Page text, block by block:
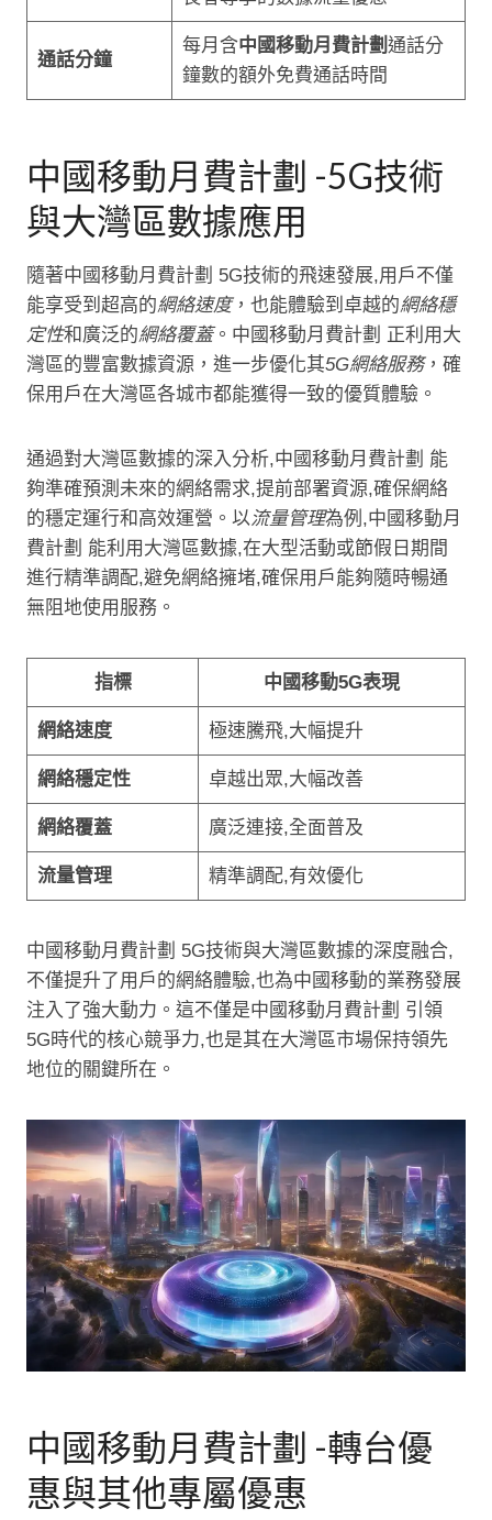
通話分鐘
每月含中國移動月費計劃 通話分
鐘數的額外免費通話時間
中國移動月費計劃 -5G技術
與大灣區數據應用
隨著中國移動月費計劃 5G技術的飛速發展,用戶不僅
能享受到超高的網絡速度，也能體驗到卓越的網絡穩
定性和廣泛的網絡覆蓋。中國移動月費計劃 正利用大
灣區的豐富數據資源，進一步優化其5G網絡服務，確
保用戶在大灣區各城市都能獲得一致的優質體驗。
通過對大灣區數據的深入分析,中國移動月費計劃 能
夠準確預測未來的網絡需求,提前部署資源,確保網絡
的穩定運行和高效運營。以流量管理為例,中國移動月
費計劃 能利用大灣區數據,在大型活動或節假日期間
進行精準調配,避免網絡擁堵,確保用戶能夠隨時暢通
無阻地使用服務。
指標 中國移動5G表現
網絡速度 極速騰飛,大幅提升
網絡穩定性 卓越出眾,大幅改善
網絡覆蓋 廣泛連接,全面普及
流量管理 精準調配,有效優化
中國移動月費計劃 5G技術與大灣區數據的深度融合,
不僅提升了用戶的網絡體驗,也為中國移動的業務發展
注入了強大動力。這不僅是中國移動月費計劃 引領
5G時代的核心競爭力,也是其在大灣區市場保持領先
地位的關鍵所在。
中國移動月費計劃 -轉台優
惠與其他專屬優惠